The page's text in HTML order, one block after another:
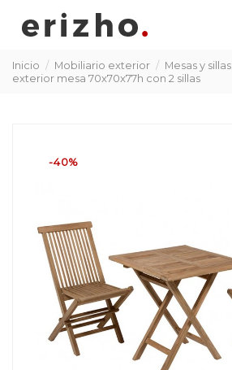
Inicio Mobiliario exterior Mesas y sillas
exterior mesa 70x70x77h con 2 sillas
-40%